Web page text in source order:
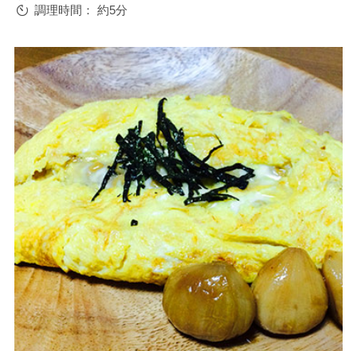
調理時間： 約5分